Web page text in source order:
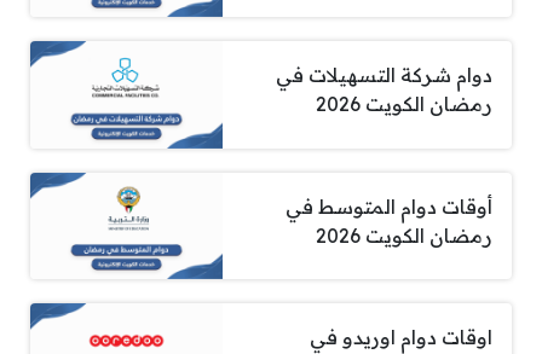
دوام شركة التسهيلات في
رمضان الكويت 2026
أوقات دوام المتوسط في
رمضان الكويت 2026
اوقات دوام اوريدو في